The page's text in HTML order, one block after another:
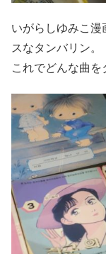
いがらしゆみこ漫
スなタンバリン。
これでどんな曲